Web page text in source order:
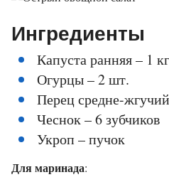
Ингредиенты
Капуста ранняя – 1 кг
Огурцы – 2 шт.
Перец средне-
Чеснок – 6 зубчиков
Укроп – пучок
Для маринада: